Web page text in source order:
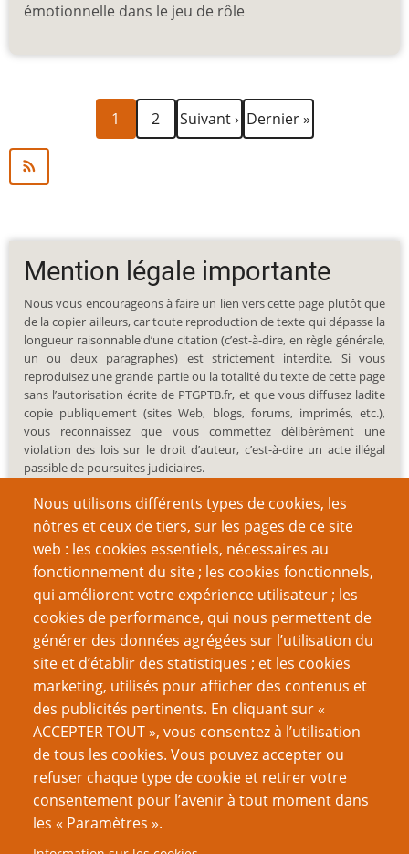
émotionnelle dans le jeu de rôle
Page
courante
1 Page
2
Page
suivante
Suivant › Dernière
page
Dernier »
Nous utilisons différents types de cookies, les
nôtres et ceux de tiers, sur les pages de ce site
web : les cookies essentiels, nécessaires au
fonctionnement du site ; les cookies fonctionnels,
qui améliorent votre expérience utilisateur ; les
cookies de performance, qui nous permettent de
générer des données agrégées sur l’utilisation du
site et d’établir des statistiques ; et les cookies
marketing, utilisés pour afficher des contenus et
des publicités pertinents. En cliquant sur «
ACCEPTER TOUT », vous consentez à l’utilisation
de tous les cookies. Vous pouvez accepter ou
refuser chaque type de cookie et retirer votre
consentement pour l’avenir à tout moment dans
les « Paramètres ».
Mention légale importante
Nous vous encourageons à faire un lien vers cette page plutôt que
de la copier ailleurs, car toute reproduction de texte qui dépasse la
longueur raisonnable d’une citation (c’est-à-dire, en règle générale,
un ou deux paragraphes) est strictement interdite. Si vous
reproduisez une grande partie ou la totalité du texte de cette page
sans l’autorisation écrite de PTGPTB.fr, et que vous diffusez ladite
copie publiquement (sites Web, blogs, forums, imprimés, etc.),
vous reconnaissez que vous commettez délibérément une
violation des lois sur le droit d’auteur, c’est-à-dire un acte illégal
passible de poursuites judiciaires.
Recherche
Nom d'utilisateur
Mot de passe